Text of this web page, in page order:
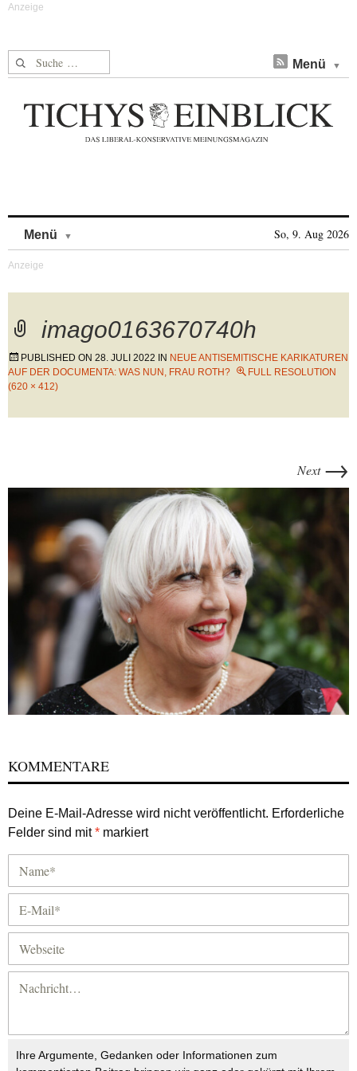
Suche nach: Menü
Menü So, 9. Aug 2026
imago0163670740h
PUBLISHED ON 28. JULI 2022 IN NEUE ANTISEMITISCHE KARIKATUREN
AUF DER DOCUMENTA: WAS NUN, FRAU ROTH?
FULL RESOLUTION
(620 × 412)
Next →
KOMMENTARE
Deine E-Mail-Adresse wird nicht veröffentlicht. Erforderliche
Felder sind mit* markiert
Ihre Argumente, Gedanken oder Informationen zum